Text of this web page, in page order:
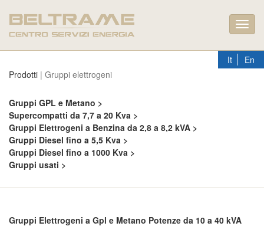
It
En
Prodotti | Gruppi elettrogeni
Gruppi GPL e Metano >
Supercompatti da 7,7 a 20 Kva >
Gruppi Elettrogeni a Benzina da 2,8 a 8,2 kVA >
Gruppi Diesel fino a 5,5 Kva >
Gruppi Diesel fino a 1000 Kva >
Gruppi usati >
Gruppi Elettrogeni a Gpl e Metano Potenze da 10 a 40 kVA